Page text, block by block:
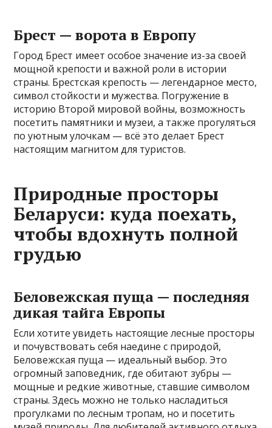
Брест — ворота в Европу
Город Брест имеет особое значение из-за своей
мощной крепости и важной роли в истории
страны. Брестская крепость — легендарное место,
символ стойкости и мужества. Погружение в
историю Второй мировой войны, возможность
посетить памятники и музеи, а также прогуляться
по уютным улочкам — всё это делает Брест
настоящим магнитом для туристов.
Природные просторы
Беларуси: куда поехать,
чтобы вдохнуть полной
грудью
Беловежская пуща — последняя
дикая тайга Европы
Если хотите увидеть настоящие лесные просторы
и почувствовать себя наедине с природой,
Беловежская пуща — идеальный выбор. Это
огромный заповедник, где обитают зубры —
мощные и редкие животные, ставшие символом
страны. Здесь можно не только насладиться
прогулками по лесным тропам, но и посетить